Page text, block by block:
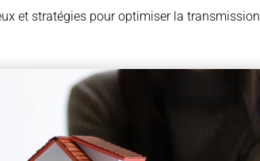
et stratégies pour optimiser la transmission